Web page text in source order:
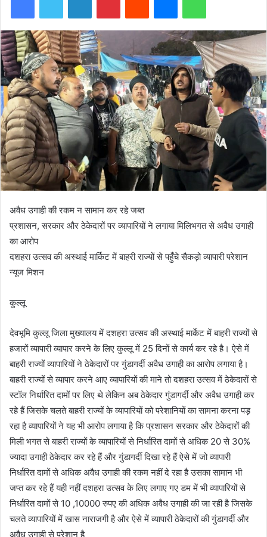
अवैध उगाही की रकम न सामान कर रहे जब्त
प्रशासन, सरकार और ठेकेदारों पर व्यापारियों ने लगाया मिलिभगत से अवैध उगाही
का आरोप
दशहरा उत्सव की अस्थाई मार्किट में बाहरी राज्यों से पहुँचे सैकड़ो व्यापारी परेशान
न्यूज मिशन
कुल्लू
देवभूमि कुल्लू जिला मुख्यालय में दशहरा उत्सव की अस्थाई मार्केट में बाहरी राज्यों से
हजारों व्यापारी व्यापार करने के लिए कुल्लू में 25 दिनों से कार्य कर रहे है। ऐसे में
बाहरी राज्यों व्यापारियों ने ठेकेदारों पर गुंडागर्दी अवैध उगाही का आरोप लगाया है।
बाहरी राज्यों से व्यापार करने आए व्यापारियों की माने तो दशहरा उत्सव में ठेकेदारों से
स्टॉल निर्धारित दामों पर लिए थे लेकिन अब ठेकेदार गुंडागर्दी और अवैध उगाही कर
रहे हैं जिसके चलते बाहरी राज्यों के व्यापारियों को परेशानियों का सामना करना पड़
रहा है व्यापारियों ने यह भी आरोप लगाया है कि प्रशासन सरकार और ठेकेदारों की
मिली भगत से बाहरी राज्यों के व्यापारियों से निर्धारित दामों से अधिक 20 से 30%
ज्यादा उगाही ठेकेदार कर रहे हैं और गुंडागर्दी दिखा रहे हैं ऐसे में जो व्यापारी
निर्धारित दामों से अधिक अवैध उगाही की रकम नहीं दे रहा है उसका सामान भी
जप्त कर रहे हैं यही नहीं दशहरा उत्सव के लिए लगाए गए डम में भी व्यापारियों से
निर्धारित दामों से 10 ,10000 रुपए की अधिक अवैध उगाही की जा रही है जिसके
चलते व्यापारियों में खास नाराजगी है और ऐसे में व्यापारी ठेकेदारों की गुंडागर्दी और
अवैध उगाही से परेशान है